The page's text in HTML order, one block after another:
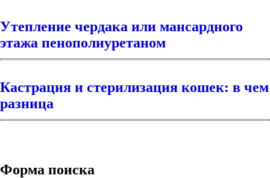
Утепление чердака или мансардного
этажа пенополиуретаном
Кастрация и стерилизация кошек: в чем
разница
Форма поиска